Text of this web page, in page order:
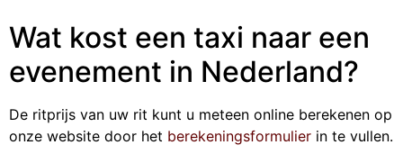
Wat kost een taxi naar een
evenement in Nederland?
De ritprijs van uw rit kunt u meteen online berekenen op
onze website door het berekeningsformulier in te vullen.